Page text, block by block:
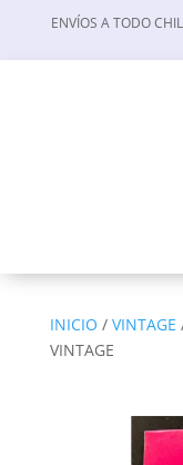
ENVÍOS A TODO
INICIO / VINTAGE
VINTAGE